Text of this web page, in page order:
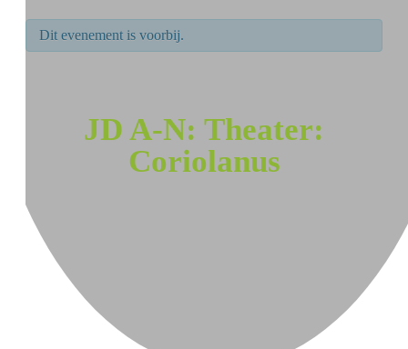
Dit evenement is voorbij.
JD A-N: Theater:
Coriolanus